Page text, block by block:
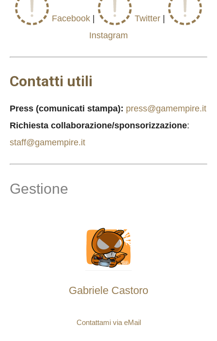
Facebook | Twitter |
Instagram
Contatti utili
Press (comunicati stampa): press@gamempire.it
Richiesta collaborazione/sponsorizzazione:
staff@gamempire.it
Gestione
Gabriele Castoro
Contattami via eMail